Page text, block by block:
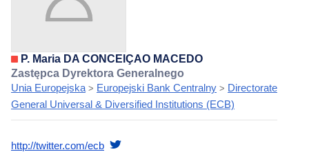
P. Maria DA CONCEIÇAO MACEDO
Zastępca Dyrektora Generalnego
Unia Europejska > Europejski Bank Centralny > Directorate
General Universal & Diversified Institutions (ECB)
http://twitter.com/ecb